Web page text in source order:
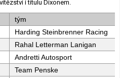
i titulu Dixonem.
tým
Harding Steinbrenner Racing
Rahal Letterman Lanigan
Andretti Autosport
Team Penske